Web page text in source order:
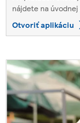
nájdete na
Otvoriť aplikáciu